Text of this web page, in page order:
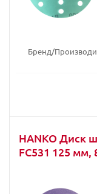
Бренд/
HANKO Диск
FC531 125 мм,